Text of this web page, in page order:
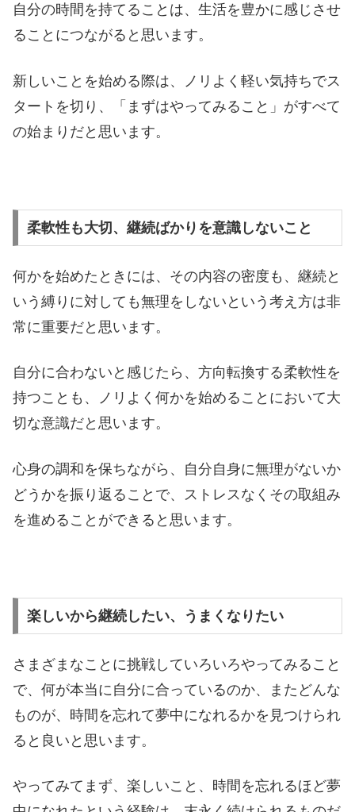
自分の時間を持てることは、生活を豊かに感じさせ
ることにつながると思います。
新しいことを始める際は、ノリよく軽い気持ちでス
タートを切り、「まずはやってみること」がすべて
の始まりだと思います。
柔軟性も大切、継続ばかりを意識しないこと
何かを始めたときには、その内容の密度も、継続と
いう縛りに対しても無理をしないという考え方は非
常に重要だと思います。
自分に合わないと感じたら、方向転換する柔軟性を
持つことも、ノリよく何かを始めることにおいて大
切な意識だと思います。
心身の調和を保ちながら、自分自身に無理がないか
どうかを振り返ることで、ストレスなくその取組み
を進めることができると思います。
楽しいから継続したい、うまくなりたい
さまざまなことに挑戦していろいろやってみること
で、何が本当に自分に合っているのか、またどんな
ものが、時間を忘れて夢中になれるかを見つけられ
ると良いと思います。
やってみてまず、楽しいこと、時間を忘れるほど夢